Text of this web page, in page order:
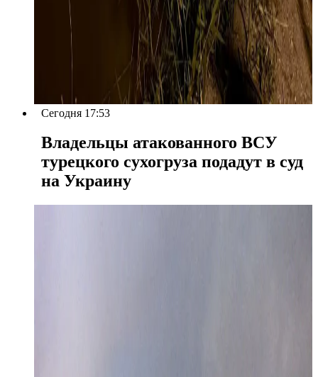
Сегодня 17:53
Владельцы атакованного ВСУ
турецкого сухогруза подадут в суд
на Украину